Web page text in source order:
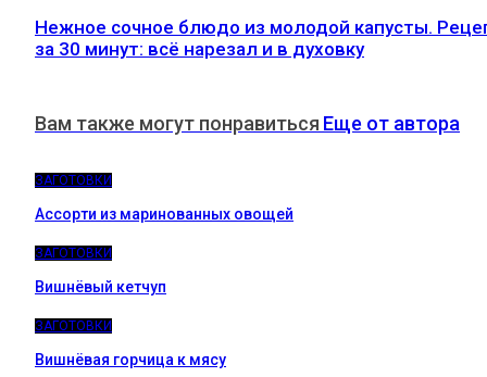
Нежное сочное блюдо из молодой капусты.
за 30 минут: всё нарезал и в духовку
Вам также могут понравиться Еще от автора
ЗАГОТОВКИ
Ассорти из маринованных овощей
ЗАГОТОВКИ
Вишнёвый кетчуп
ЗАГОТОВКИ
Вишнёвая горчица к мясу